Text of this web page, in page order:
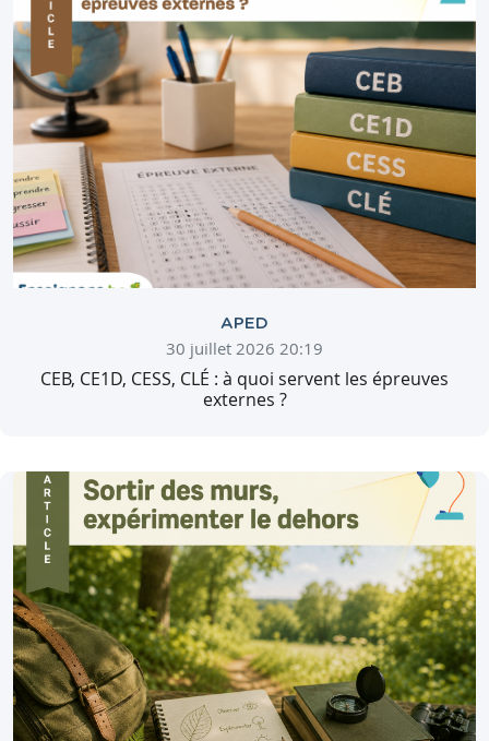
APED
30 juillet 2026 20:19
CEB, CE1D, CESS, CLÉ : à quoi servent les épreuves
externes ?